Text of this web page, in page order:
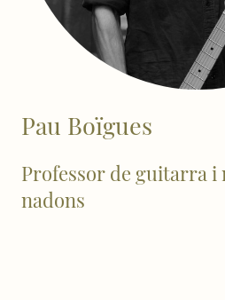
Pau Boïgues
Professor de guitarra i
nadons